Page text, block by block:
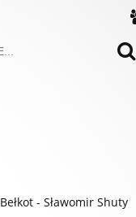
Bełkot - Sławomir Shuty